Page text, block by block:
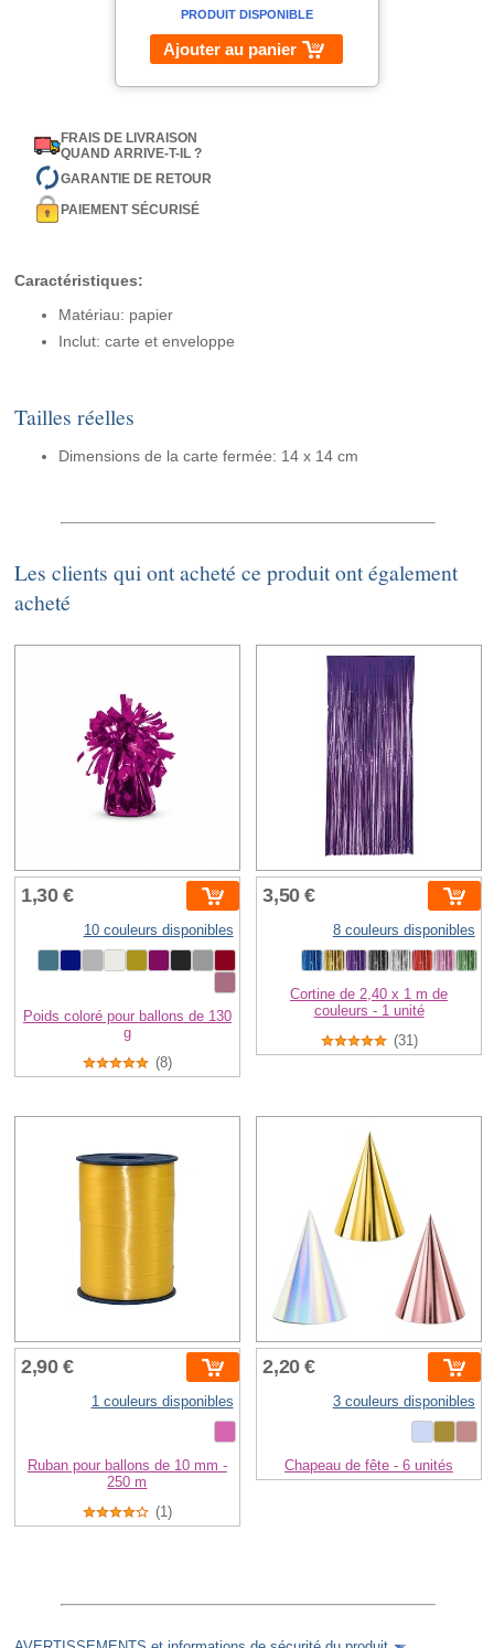
PRODUIT DISPONIBLE
Ajouter au panier
FRAIS DE LIVRAISON
QUAND ARRIVE-T-IL ?
GARANTIE DE RETOUR
PAIEMENT SÉCURISÉ
Caractéristiques:
Matériau: papier
Inclut: carte et enveloppe
Tailles réelles
Dimensions de la carte fermée: 14 x 14 cm
Les clients qui ont acheté ce produit ont également
acheté
1,30 €
10 couleurs disponibles
Poids coloré pour ballons de 130
g
(8)
3,50 €
8 couleurs disponibles
Cortine de 2,40 x 1 m de
couleurs - 1 unité
(31)
2,90 €
1 couleurs disponibles
Ruban pour ballons de 10 mm -
250 m
(1)
2,20 €
3 couleurs disponibles
Chapeau de fête - 6 unités